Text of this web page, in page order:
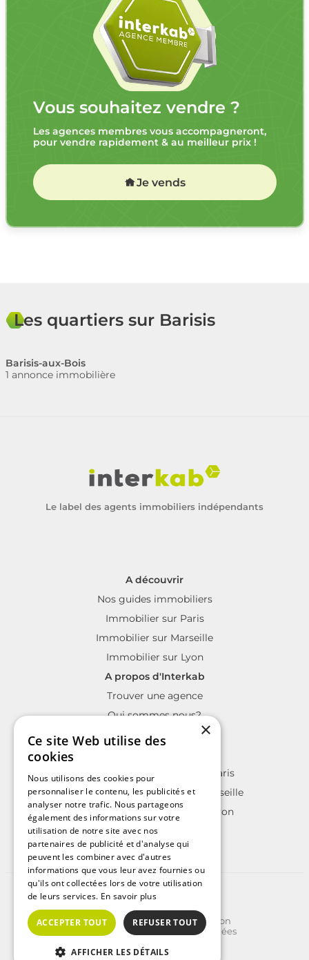
Vous souhaitez vendre ?
Les agences membres vous accompagneront,
pour vendre rapidement & au meilleur prix !
Je vends
Carte
Les quartiers sur Barisis
Barisis-aux-Bois
1 annonce immobilière
Le label des agents immobiliers indépendants
A découvrir
Nos guides immobiliers
Immobilier sur Paris
Immobilier sur Marseille
Immobilier sur Lyon
A propos d'Interkab
Trouver une agence
Qui sommes nous?
La charte Interkab
Annonces immobilières sur Paris
Annonces immobilières sur Marseille
Annonces immobilières sur Lyon
©2025 | Tous droits réservés
Plan du site
Conditions Générales d'Utilisation
Politique de protection des données
Crédits
×
Ce site Web utilise des
cookies
Nous utilisons des cookies pour
personnaliser le contenu, les publicités et
analyser notre trafic. Nous partageons
également des informations sur votre
utilisation de notre site avec nos
partenaires de publicité et d'analyse qui
peuvent les combiner avec d'autres
informations que vous leur avez fournies ou
qu'ils ont collectées lors de votre utilisation
de leurs services. En savoir plus
ACCEPTER TOUT REFUSER TOUT
AFFICHER LES DÉTAILS